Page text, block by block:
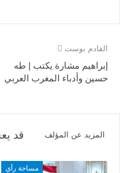
القادم بوست
إبراهيم مشارة يكتب | طه
حسين وأدباء المغرب العربي
قد المزيد عن المؤلف
مساحة رأي